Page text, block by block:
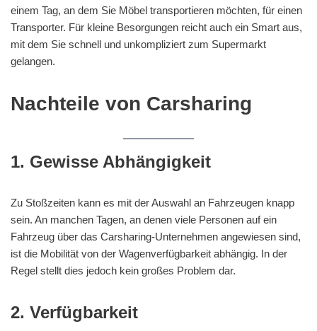
einem Tag, an dem Sie Möbel transportieren möchten, für einen
Transporter. Für kleine Besorgungen reicht auch ein Smart aus,
mit dem Sie schnell und unkompliziert zum Supermarkt
gelangen.
Nachteile von Carsharing
1. Gewisse Abhängigkeit
Zu Stoßzeiten kann es mit der Auswahl an Fahrzeugen knapp
sein. An manchen Tagen, an denen viele Personen auf ein
Fahrzeug über das Carsharing-Unternehmen angewiesen sind,
ist die Mobilität von der Wagenverfügbarkeit abhängig. In der
Regel stellt dies jedoch kein großes Problem dar.
2. Verfügbarkeit